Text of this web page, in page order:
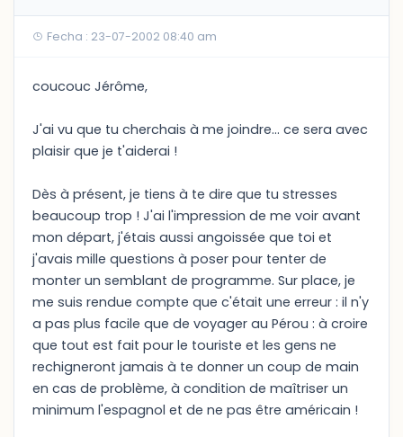
Fecha : 23-07-2002 08:40 am
coucouc Jérôme,
J'ai vu que tu cherchais à me joindre... ce sera avec
plaisir que je t'aiderai !
Dès à présent, je tiens à te dire que tu stresses
beaucoup trop ! J'ai l'impression de me voir avant
mon départ, j'étais aussi angoissée que toi et
j'avais mille questions à poser pour tenter de
monter un semblant de programme. Sur place, je
me suis rendue compte que c'était une erreur : il n'y
a pas plus facile que de voyager au Pérou : à croire
que tout est fait pour le touriste et les gens ne
rechigneront jamais à te donner un coup de main
en cas de problème, à condition de maîtriser un
minimum l'espagnol et de ne pas être américain !